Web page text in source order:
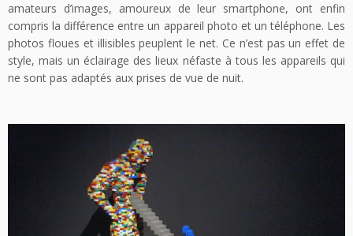
amateurs d’images, amoureux de leur smartphone, ont enfin
compris la différence entre un appareil photo et un téléphone. Les
photos floues et illisibles peuplent le net. Ce n’est pas un effet de
style, mais un éclairage des lieux néfaste à tous les appareils qui
ne sont pas adaptés aux prises de vue de nuit.